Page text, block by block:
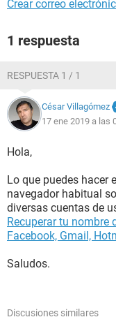
Crear correo
1 respuesta
RESPUESTA 1 / 1
César Villagómez
17 ene 2019 a las
Hola,
Lo que puedes hacer
navegador habitual
diversas cuentas de
Recuperar tu nombre
Facebook, Gmail,
Saludos.
Discusiones similares